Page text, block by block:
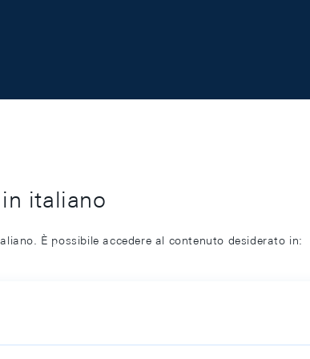
italiano
È possibile accedere al contenuto desiderato in: